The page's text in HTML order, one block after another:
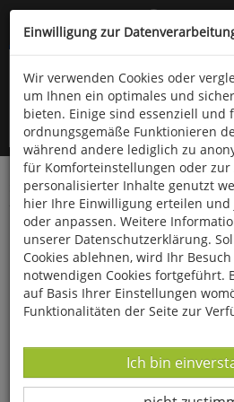
Kompletten Head der Seite
oder (06766) 9323-
Startseite Bücher Kunst
Die Kunst des Zeichnens:
Einwilligung zur
Wir verwenden Cookies oder
um Ihnen ein optimales und
bieten. Einige sind essenziell und
ordnungsgemäße Funktionieren
während andere lediglich zu
für Komforteinstellungen oder zur
personalisierter Inhalte genutzt
hier Ihre Einwilligung erteilen
oder anpassen. Weitere
unserer Datenschutzerklärung.
Cookies ablehnen, wird Ihr
notwendigen Cookies fortgeführt.
auf Basis Ihrer Einstellungen
Funktionalitäten der Seite zur
Ich bin